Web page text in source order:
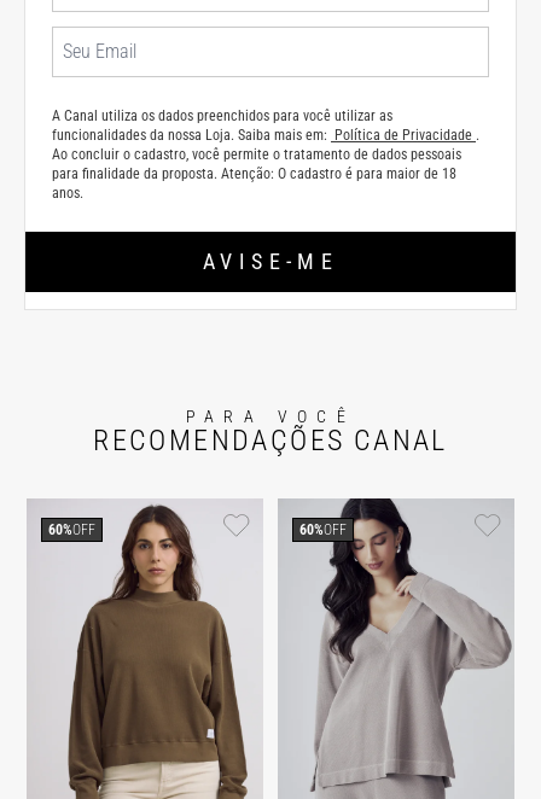
A Canal utiliza os dados preenchidos para você utilizar as
funcionalidades da nossa Loja. Saiba mais em:
Política de Privacidade .
Ao concluir o cadastro, você permite o tratamento de dados pessoais
para finalidade da proposta. Atenção: O cadastro é para maior de 18
anos.
AVISE-ME
PARA VOCÊ
RECOMENDAÇÕES CANAL
60%OFF 60%OFF